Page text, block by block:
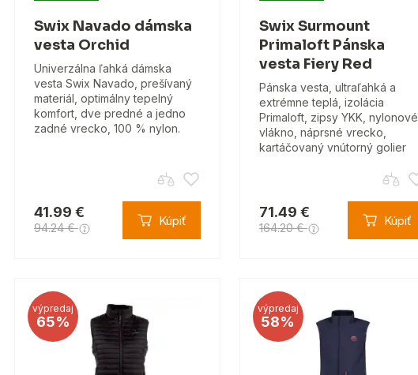
Swix Navado dámska
vesta Orchid
Univerzálna ľahká dámska
vesta Swix Navado, prešívaný
materiál, optimálny tepelný
komfort, dve predné a jedno
zadné vrecko, 100 % nylon.
41.99 €
94.24 € Kúpiť
Swix Surmount
Primaloft Pánska
vesta Fiery Red
Pánska vesta, ultraľahká a
extrémne teplá, izolácia
Primaloft, zipsy YKK, nylonové
vlákno, náprsné vrecko,
kartáčovaný vnútorný golier
71.49 €
164.20 € Kúpiť
výpredaj
65%
výpredaj
58%